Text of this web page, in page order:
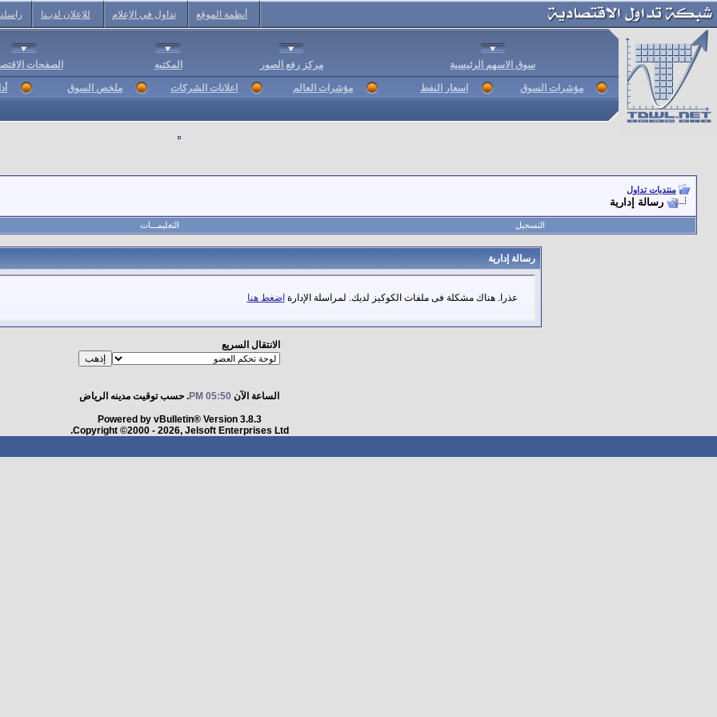
أنظمة الموقع تداول في الإعلام للإعلان لديـنا
سوق الاسهم الرئيسية مركز رفع الصور المكتبه الصفحات
مؤشرات السوق اسعار النفط مؤشرات العالم اعلانات الشركات ملخص السوق
منتديات تداول
رسالة إدارية
التسجيل التعليمـــات
رسالة إدارية
عذرا. هناك مشكلة فى ملفات الكوكيز لديك. لمراسلة الإدارة اضغط هنا
الانتقال السريع
الساعة الآن 05:50 PM . حسب توقيت مدينه الرياض
Powered by vBulletin® Version 3.8.3
Copyright ©2000 - 2026, Jelsoft Enterprises Ltd.